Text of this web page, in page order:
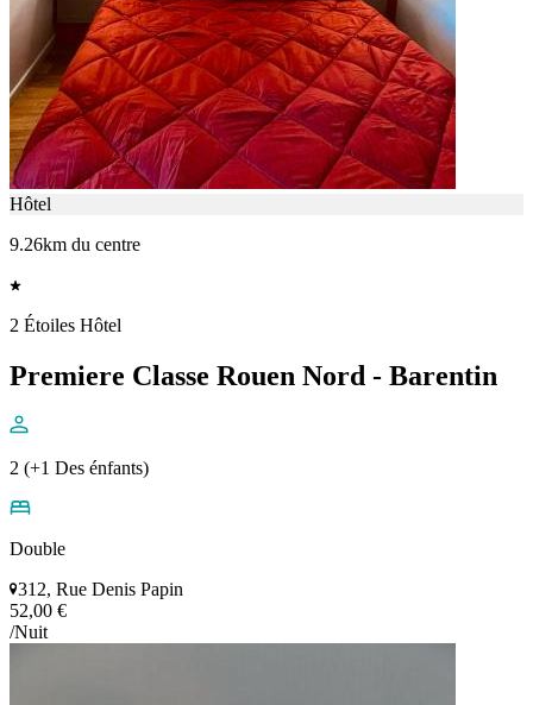
Hôtel
9.26km du centre
2 Étoiles Hôtel
Premiere Classe Rouen Nord - Barentin
2 (+1 Des énfants)
Double
312, Rue Denis Papin
52,00 €
/Nuit